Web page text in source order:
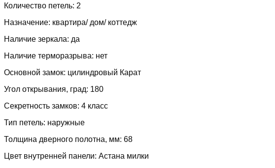
Количество петель: 2
Назначение: квартира/ дом/ коттедж
Наличие зеркала: да
Наличие терморазрыва: нет
Основной замок: цилиндровый Карат
Угол открывания, град: 180
Секретность замков: 4 класс
Тип петель: наружные
Толщина дверного полотна, мм: 68
Цвет внутренней панели: Астана милки